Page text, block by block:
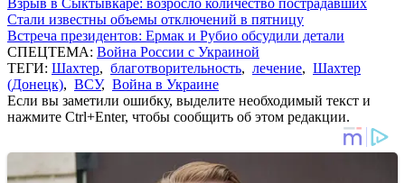
Стали известны объемы отключений в пятницу
Встреча президентов: Ермак и Рубио обсудили детали
СПЕЦТЕМА: Война России с Украиной
ТЕГИ: Шахтер, благотворительность, лечение, Шахтер
(Донецк), ВСУ, Война в Украине
Если вы заметили ошибку, выделите необходимый текст и
нажмите Ctrl+Enter, чтобы сообщить об этом редакции.